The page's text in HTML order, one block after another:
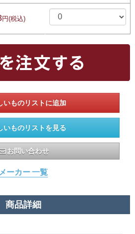
円(税込)
いものリストを見る
お問い合わせ
メーカー 一覧
商品詳細